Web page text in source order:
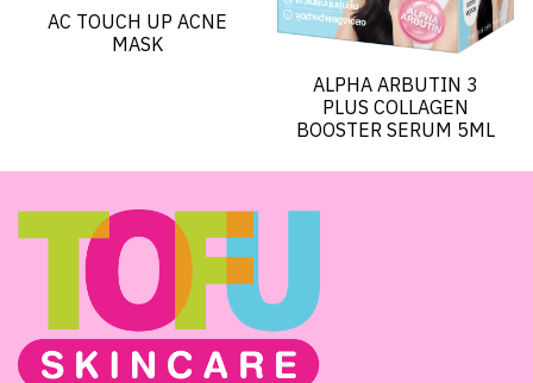
AC TOUCH UP ACNE
MASK
ALPHA ARBUTIN 3
PLUS COLLAGEN
BOOSTER SERUM 5ML